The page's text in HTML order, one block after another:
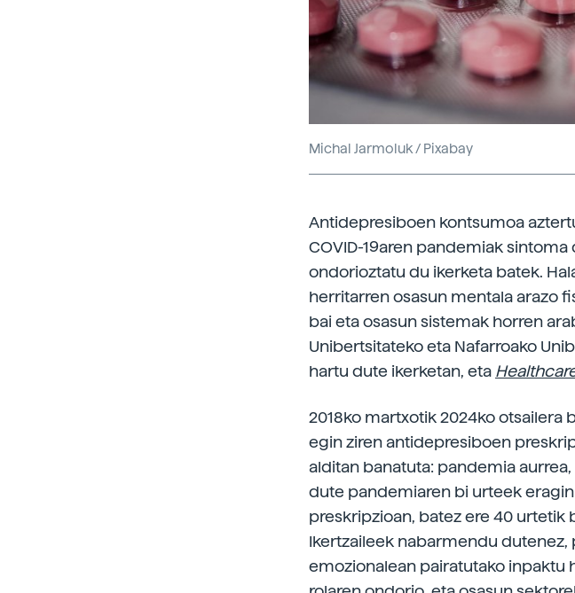
Michal Jarmoluk / Pixabay
Antidepresiboen kontsumoa
COVID-19aren pandemiak
ondorioztatu du ikerketa batek.
herritarren osasun mentala arazo
bai eta osasun sistemak horren
Unibertsitateko eta Nafarroako
hartu dute ikerketan, eta
2018ko martxotik 2024ko otsailera
egin ziren antidepresiboen
alditan banatuta: pandemia
dute pandemiaren bi urteek
preskripzioan, batez ere 40
Ikertzaileek nabarmendu
emozionalean pairatutako inpaktu